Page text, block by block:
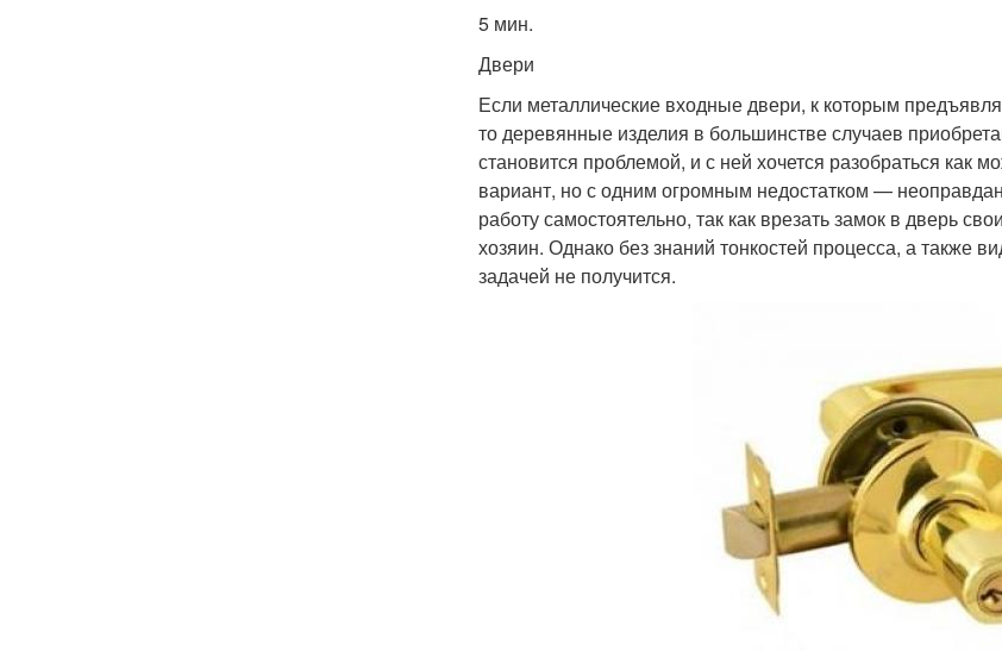
5 мин.
Двери
Если металлические входные двери, к которым
то деревянные изделия в большинстве случаев
становится проблемой, и с ней хочется разобраться
вариант, но с одним огромным недостатком —
работу самостоятельно, так как врезать замок в дверь
хозяин. Однако без знаний тонкостей процесса, а также
задачей не получится.